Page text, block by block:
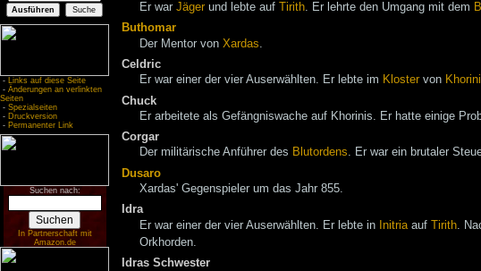
- Links auf diese Seite
- Änderungen an verlinkten
Seiten
- Spezialseiten
- Druckversion
- Permanenter Link
Suchen nach:
In Partnerschaft mit
Amazon.de
Er war Jäger und lebte auf Tirith. Er lehrte den Umgang mit dem
Buthomar
Der Mentor von Xardas
Celdric
Er war einer der vier Auserwählten. Er lebte im Kloster von
Chuck
Er arbeitete als Gefängniswache auf Khorinis. Er hatte einige
Corgar
Der militärische Anführer des Blutordens. Er war ein brutaler
Dusaro
Xardas' Gegenspieler um das Jahr 855.
Idra
Er war einer der vier Auserwählten. Er lebte in
Initria auf Tirith .
Orkhorden.
Idras Schwester